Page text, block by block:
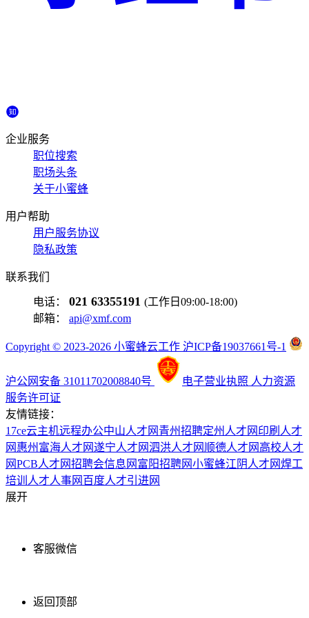
企业服务
职位搜索
职场头条
关于小蜜蜂
用户帮助
用户服务协议
隐私政策
联系我们
电话： 021 63355191 (工作日09:00-18:00)
邮箱： api@xmf.com
Copyright © 2023-2026 小蜜蜂云工作 沪ICP备19037661号-1
沪公网安备 31011702008840号 电子营业执照 人力资源
服务许可证
友情链接：
17ce云主机远程办公中山人才网 青州招聘定州人才网 印刷人才
网 惠州富海人才网遂宁人才网泗洪人才网 顺德人才网 高校人才
网PCB人才网招聘会信息网 富阳招聘网小蜜蜂江阴人才网焊工
培训 人才人事网 百度人才引进网
展开
客服微信
返回顶部